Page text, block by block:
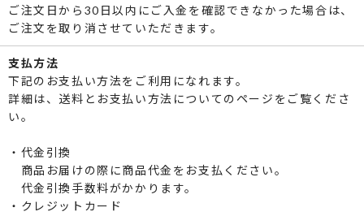
ご注文日から30日以内にご入金を確認できなかった場合は、
ご注文を取り消させていただきます。
支払方法
下記のお支払い方法をご利用になれます。
詳細は、送料とお支払い方法についてのページをご覧くださ
い。
・代金引換
商品お届けの際に商品代金をお支払ください。
代金引換手数料がかかります。
・クレジットカード